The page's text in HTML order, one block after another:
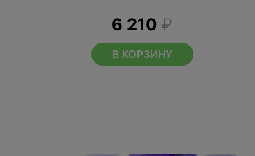
6 210 ₽
В КОРЗИНУ